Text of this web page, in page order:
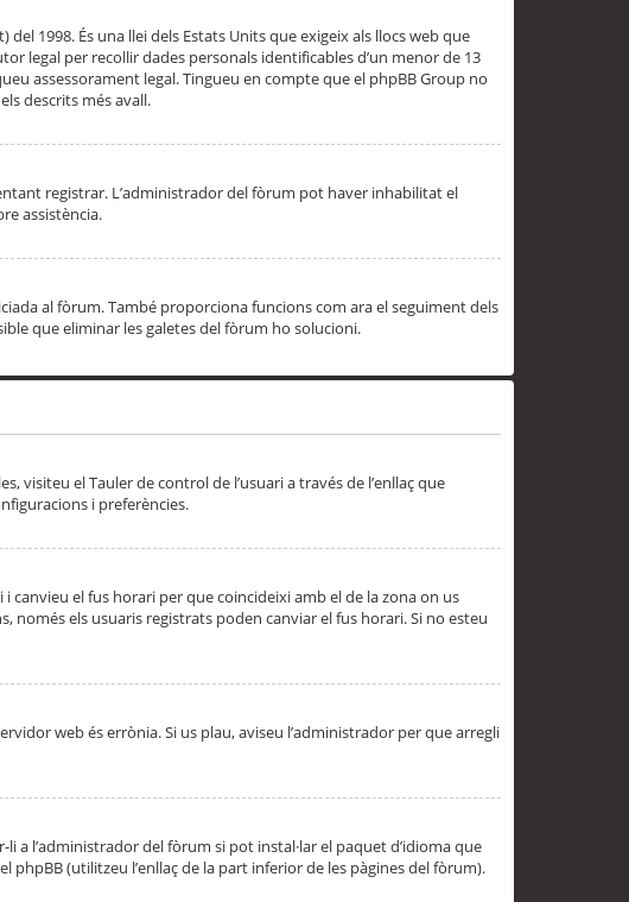
1998. És una llei dels Estats Units que exigeix als llocs web que
legal per recollir dades personals identificables d’un menor de 13
assessorament legal. Tingueu en compte que el phpBB Group no
descrits més avall.
registrar. L’administrador del fòrum pot haver inhabilitat el
assistència.
al fòrum. També proporciona funcions com ara el seguiment dels
que eliminar les galetes del fòrum ho solucioni.
visiteu el Tauler de control de l’usuari a través de l’enllaç que
i preferències.
canvieu el fus horari per que coincideixi amb el de la zona on us
només els usuaris registrats poden canviar el fus horari. Si no esteu
web és errònia. Si us plau, aviseu l’administrador per que arregli
a l’administrador del fòrum si pot instal·lar el paquet d’idioma que
(utilitzeu l’enllaç de la part inferior de les pàgines del fòrum).